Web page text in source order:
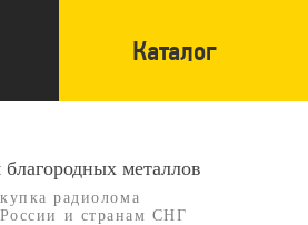
Каталог
металлов
радиолома
и странам СНГ